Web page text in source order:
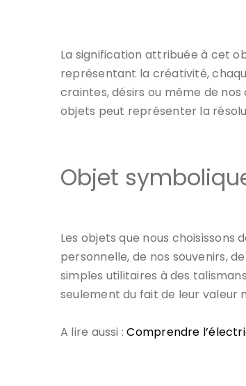
La signification attribuée à cet
représentant la créativité,
craintes, désirs ou même de
objets peut représenter la
Objet
Les objets que nous
personnelle, de nos souvenirs,
simples utilitaires à des
seulement du fait de leur valeur
A lire aussi :Comprendre